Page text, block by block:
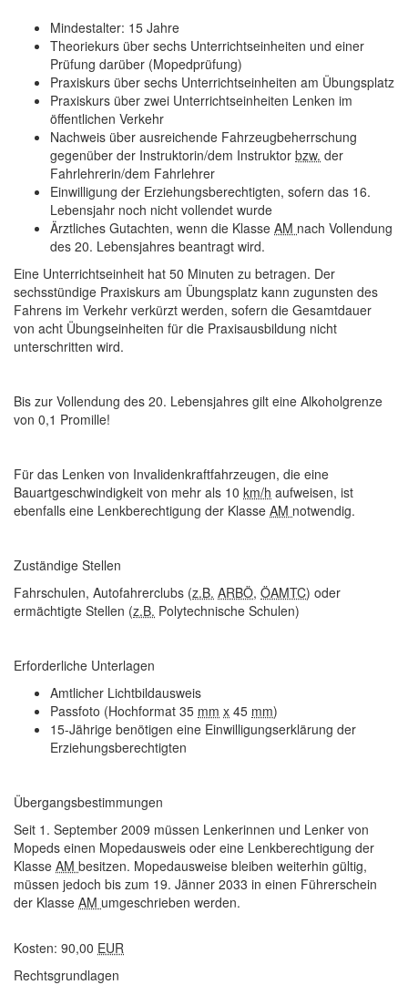
Mindestalter: 15 Jahre
Theoriekurs über sechs Unterrichtseinheiten und einer
Prüfung darüber (Mopedprüfung)
Praxiskurs über sechs Unterrichtseinheiten am Übungsplatz
Praxiskurs über zwei Unterrichtseinheiten Lenken im
öffentlichen Verkehr
Nachweis über ausreichende Fahrzeugbeherrschung
gegenüber der Instruktorin/dem Instruktor bzw. der
Fahrlehrerin/dem Fahrlehrer
Einwilligung der Erziehungsberechtigten, sofern das 16.
Lebensjahr noch nicht vollendet wurde
Ärztliches Gutachten, wenn die Klasse AM nach Vollendung
des 20. Lebensjahres beantragt wird.
Eine Unterrichtseinheit hat 50 Minuten zu betragen. Der
sechsstündige Praxiskurs am Übungsplatz kann zugunsten des
Fahrens im Verkehr verkürzt werden, sofern die Gesamtdauer
von acht Übungseinheiten für die Praxisausbildung nicht
unterschritten wird.
Bis zur Vollendung des 20. Lebensjahres gilt eine Alkoholgrenze
von 0,1 Promille!
Für das Lenken von Invalidenkraftfahrzeugen, die eine
Bauartgeschwindigkeit von mehr als 10 km/h aufweisen, ist
ebenfalls eine Lenkberechtigung der Klasse AM notwendig.
Zuständige Stellen
Fahrschulen, Autofahrerclubs (z.B. ARBÖ, ÖAMTC) oder
ermächtigte Stellen (z.B. Polytechnische Schulen)
Erforderliche Unterlagen
Amtlicher Lichtbildausweis
Passfoto (Hochformat 35 mm x 45 mm)
15-Jährige benötigen eine Einwilligungserklärung der
Erziehungsberechtigten
Übergangsbestimmungen
Seit 1. September 2009 müssen Lenkerinnen und Lenker von
Mopeds einen Mopedausweis oder eine Lenkberechtigung der
Klasse AM besitzen. Mopedausweise bleiben weiterhin gültig,
müssen jedoch bis zum 19. Jänner 2033 in einen Führerschein
der Klasse AM umgeschrieben werden.
Kosten: 90,00 EUR
Rechtsgrundlagen